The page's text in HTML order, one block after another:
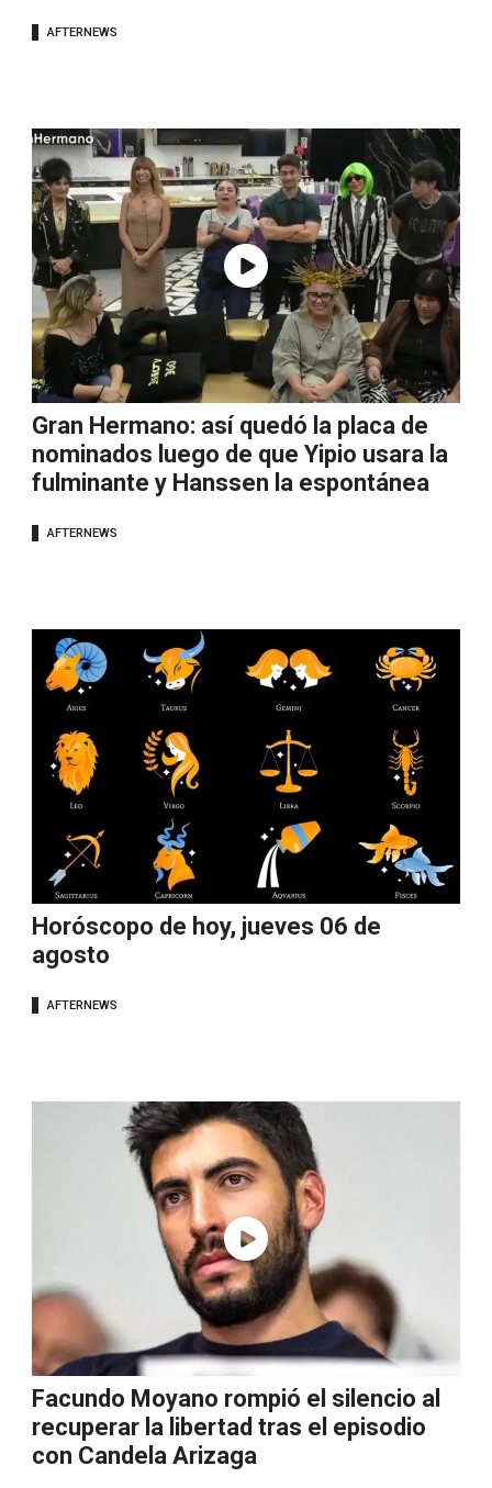
AFTERNEWS
Gran Hermano: así quedó la placa de
nominados luego de que Yipio usara la
fulminante y Hanssen la espontánea
AFTERNEWS
Horóscopo de hoy, jueves 06 de
agosto
AFTERNEWS
Facundo Moyano rompió el silencio al
recuperar la libertad tras el episodio
con Candela Arizaga